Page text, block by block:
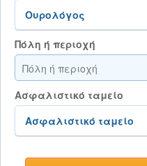
Πόλη ή περιοχή
Ασφαλιστικό ταμείο